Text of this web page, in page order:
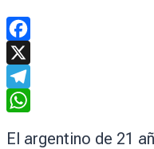
Facebook
X
Telegram
El argentino de 21